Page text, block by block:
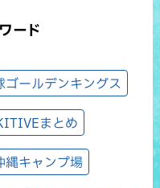
ード
ゴールデンキングス
まとめ
縄キャンプ場